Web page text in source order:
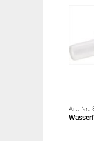
Art.-Nr.: